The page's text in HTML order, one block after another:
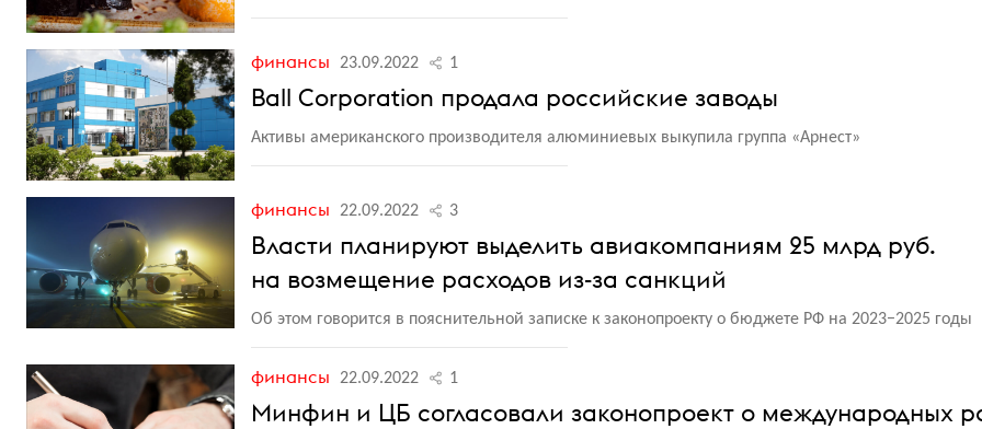
финансы 23.09.2022 1
Ball Corporation продала российские заводы
Активы американского производителя алюминиевых выкупила группа «Арнест»
финансы 22.09.2022 3
Власти планируют выделить авиакомпаниям 25 млрд руб.
на возмещение расходов из-за санкций
Об этом говорится в пояснительной записке к законопроекту о бюджете РФ на 2023−2025 годы
финансы 22.09.2022 1
Минфин и ЦБ согласовали законопроект о международных